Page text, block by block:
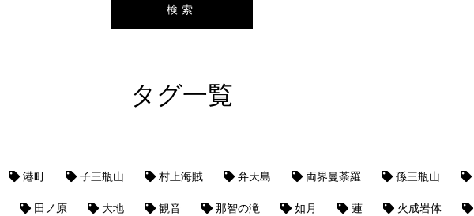
タグ一覧
港町 子三瓶山 村上海賊 弁天島 両界曼荼羅 孫三瓶山
田ノ原 大地 観音 那智の滝 如月 蓮 火成岩体